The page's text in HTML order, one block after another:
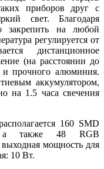
приборов друг с
свет. Благодаря
закрепить на любой
регулируется от
дистанционное
(на расстоянии до
прочного алюминия.
аккумулятором,
на 1.5 часа свечения
160 SMD
а также 48 RGB
мощность для
10 Вт.